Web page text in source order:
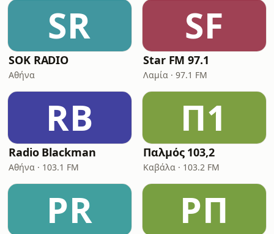
SR
SOK RADIO
Αθήνα
SF
Star FM 97.1
Λαμία · 97.1 FM
RB
Radio Blackman
Αθήνα · 103.1 FM
Π1
Παλμός 103,2
Καβάλα · 103.2 FM
PR ΡΠ